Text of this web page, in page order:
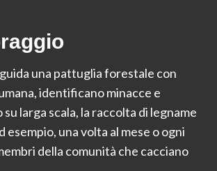
una pattuglia forestale con
identificano minacce e
larga scala, la raccolta di legname
una volta al mese o ogni
della comunità che cacciano